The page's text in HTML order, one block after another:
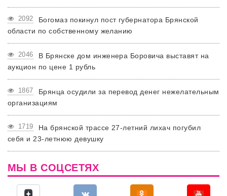
2092
Богомаз покинул пост губернатора Брянской
области по собственному желанию
2046
В Брянске дом инженера Боровича выставят на
аукцион по цене 1 рубль
1867
Брянца осудили за перевод денег нежелательным
организациям
1719
На брянской трассе 27-летний лихач погубил
себя и 23-летнюю девушку
МЫ В СОЦСЕТЯХ